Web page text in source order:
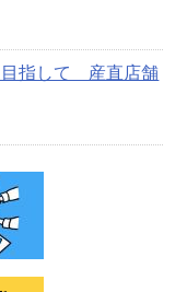
目指して 産直店舗